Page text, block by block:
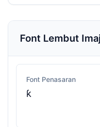
Font Lembut
Font Penasaran
ƙ